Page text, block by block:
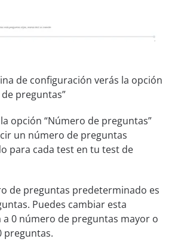
de configuración verás la opción
preguntas”
opción “Número de preguntas”
un número de preguntas
para cada test en tu test de
de preguntas predeterminado es
Puedes cambiar esta
a 0 número de preguntas mayor o
preguntas.